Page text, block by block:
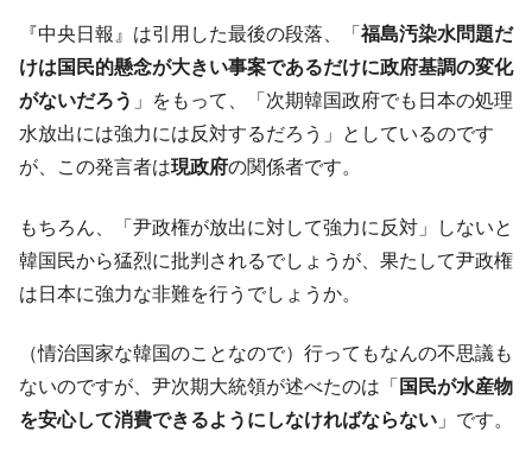
『中央日報』は引用した最後の段落、「 福島汚染水問題だ
けは国民的懸念が大きい事案であるだけに政府基調の変化
がないだろう 」をもって、「次期韓国政府でも日本の処理
水放出には強力には反対するだろう」としているのです
が、この発言者は現政府の関係者です。
もちろん、「尹政権が放出に対して強力に反対」しないと
韓国民から猛烈に批判されるでしょうが、果たして尹政権
は日本に強力な非難を行うでしょうか。
（情治国家な韓国のことなので）行ってもなんの不思議も
ないのですが、尹次期大統領が述べたのは「 国民が水産物
を安心して消費できるようにしなければならない 」です。